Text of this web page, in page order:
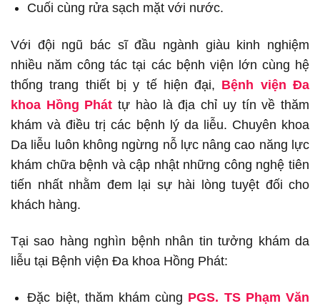
Cuối cùng rửa sạch mặt với nước.
Với đội ngũ bác sĩ đầu ngành giàu kinh nghiệm
nhiều năm công tác tại các bệnh viện lớn cùng hệ
thống trang thiết bị y tế hiện đại, Bệnh viện Đa
khoa Hồng Phát tự hào là địa chỉ uy tín về thăm
khám và điều trị các bệnh lý da liễu. Chuyên khoa
Da liễu luôn không ngừng nỗ lực nâng cao năng lực
khám chữa bệnh và cập nhật những công nghệ tiên
tiến nhất nhằm đem lại sự hài lòng tuyệt đối cho
khách hàng.
Tại sao hàng nghìn bệnh nhân tin tưởng khám da
liễu tại Bệnh viện Đa khoa Hồng Phát:
Đặc biệt, thăm khám cùng PGS. TS Phạm Văn